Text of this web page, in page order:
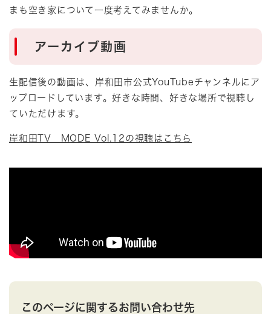
まも空き家について一度考えてみませんか。
アーカイブ動画
生配信後の動画は、岸和田市公式YouTubeチャンネルにア
ップロードしています。好きな時間、好きな場所で視聴し
ていただけます。
岸和田TV MODE Vol.12の視聴はこちら
このページに関するお問い合わせ先